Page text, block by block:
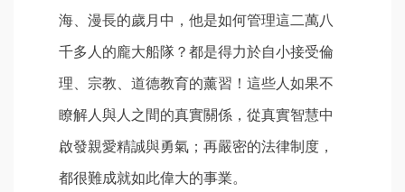
海、漫長的歲月中，他是如何管理這二萬八
千多人的龐大船隊？都是得力於自小接受倫
理、宗教、道德教育的薰習！這些人如果不
瞭解人與人之間的真實關係，從真實智慧中
啟發親愛精誠與勇氣；再嚴密的法律制度，
都很難成就如此偉大的事業。